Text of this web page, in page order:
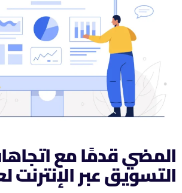
المضي قدمًا مع
التسويق عبر الإنترنت لعام